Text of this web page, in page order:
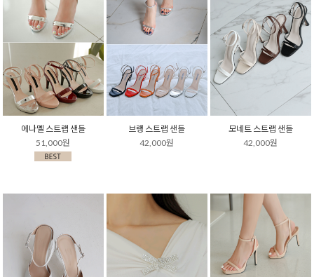
에나멜 스트랩 샌들
51,000원
브랭 스트랩 샌들
42,000원
모네트 스트랩 샌들
42,000원